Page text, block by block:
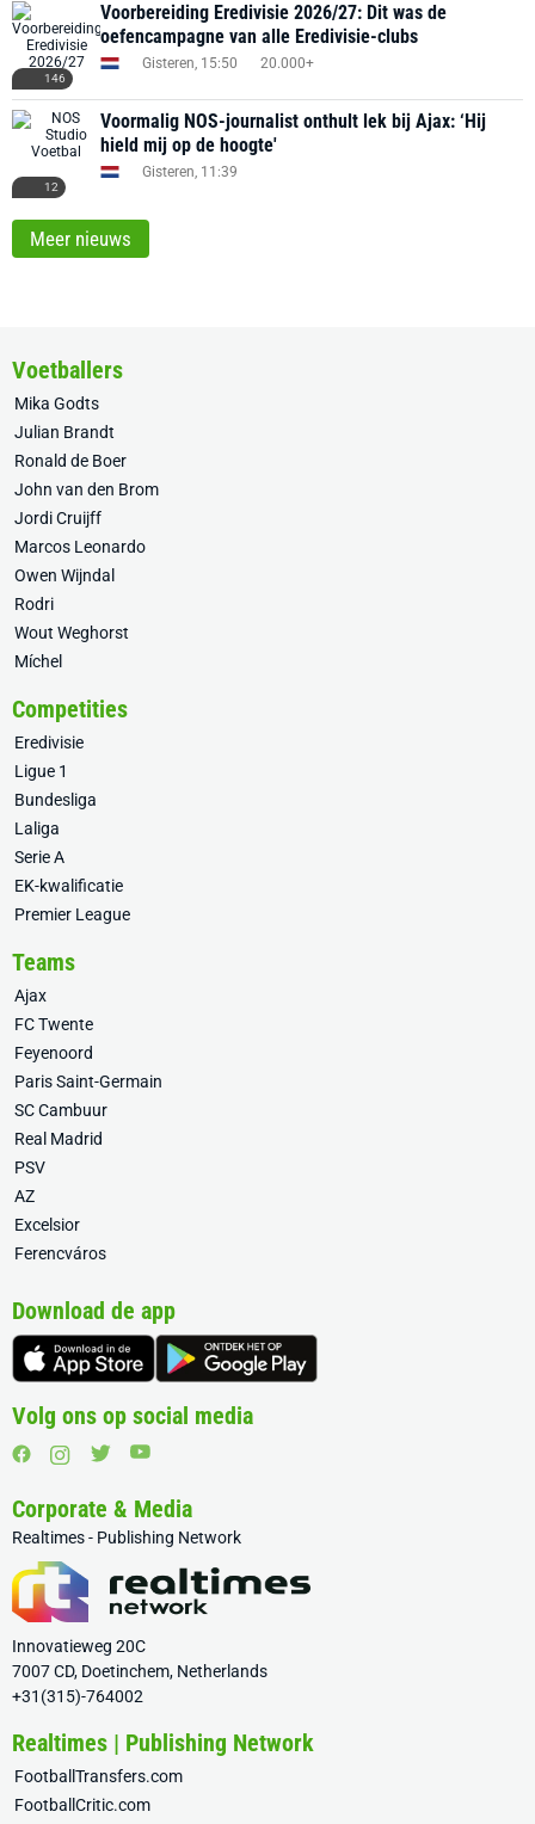
146
Voorbereiding Eredivisie 2026/27: Dit was de
oefencampagne van alle Eredivisie-clubs
Gisteren, 15:50 20.000+
12
Voormalig NOS-journalist onthult lek bij Ajax: ‘Hij
hield mij op de hoogte'
Gisteren, 11:39
Meer nieuws
Voetballers
Mika Godts
Julian Brandt
Ronald de Boer
John van den Brom
Jordi Cruijff
Marcos Leonardo
Owen Wijndal
Rodri
Wout Weghorst
Míchel
Competities
Eredivisie
Ligue 1
Bundesliga
Laliga
Serie A
EK-kwalificatie
Premier League
Teams
Ajax
FC Twente
Feyenoord
Paris Saint-Germain
SC Cambuur
Real Madrid
PSV
AZ
Excelsior
Ferencváros
Download de app
Volg ons op social media
Corporate & Media
Realtimes - Publishing Network
Innovatieweg 20C
7007 CD, Doetinchem, Netherlands
+31(315)-764002
Realtimes | Publishing Network
FootballTransfers.com
FootballCritic.com